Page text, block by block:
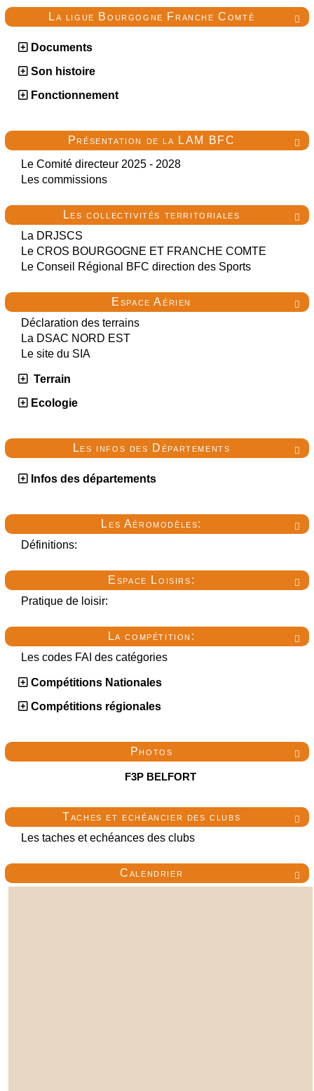

La ligue Bourgogne Franche Comté
Documents
Son histoire
Fonctionnement

Présentation de la LAM BFC
Le Comité directeur 2025 - 2028
Les commissions

Les collectivités territoriales
La DRJSCS
Le CROS BOURGOGNE ET FRANCHE COMTE
Le Conseil Régional BFC direction des Sports

Espace Aérien
Déclaration des terrains
La DSAC NORD EST
Le site du SIA
Terrain
Ecologie

Les infos des Départements
Infos des départements

Les Aéromodèles:
Définitions:

Espace Loisirs:
Pratique de loisir:

La compétition:
Les codes FAI des catégories
Compétitions Nationales
Compétitions régionales

Photos
F3P BELFORT

Taches et echéancier des clubs
Les taches et echéances des clubs

Calendrier